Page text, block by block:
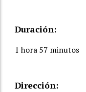
Duración:
1 hora 57 minutos
Dirección: